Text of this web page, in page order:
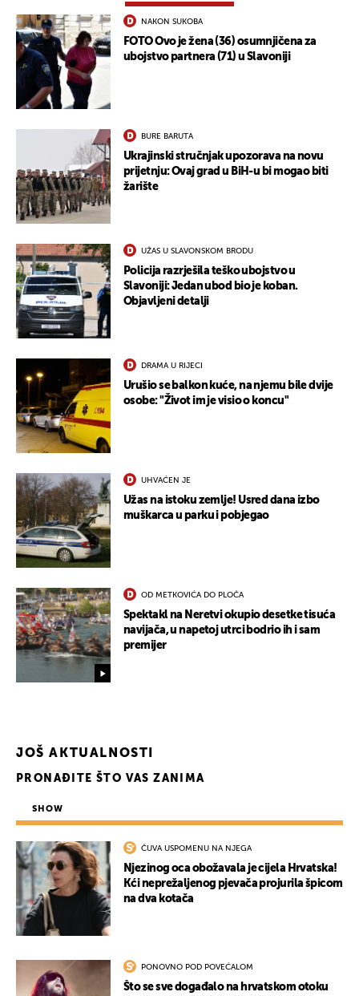
NAKON SUKOBA
FOTO Ovo je žena (36) osumnjičena za
ubojstvo partnera (71) u Slavoniji
BURE BARUTA
Ukrajinski stručnjak upozorava na novu
prijetnju: Ovaj grad u BiH-u bi mogao biti
žarište
UŽAS U SLAVONSKOM BRODU
Policija razrješila teško ubojstvo u
Slavoniji: Jedan ubod bio je koban.
Objavljeni detalji
DRAMA U RIJECI
Urušio se balkon kuće, na njemu bile dvije
osobe: "Život im je visio o koncu"
UHVAĆEN JE
Užas na istoku zemlje! Usred dana izbo
muškarca u parku i pobjegao
OD METKOVIĆA DO PLOČA
Spektakl na Neretvi okupio desetke tisuća
navijača, u napetoj utrci bodrio ih i sam
premijer
JOŠ AKTUALNOSTI
PRONAĐITE ŠTO VAS ZANIMA
SHOW
ČUVA USPOMENU NA NJEGA
Njezinog oca obožavala je cijela Hrvatska!
Kći neprežaljenog pjevača projurila špicom
na dva kotača
PONOVNO POD POVEĆALOM
Što se sve događalo na hrvatskom otoku